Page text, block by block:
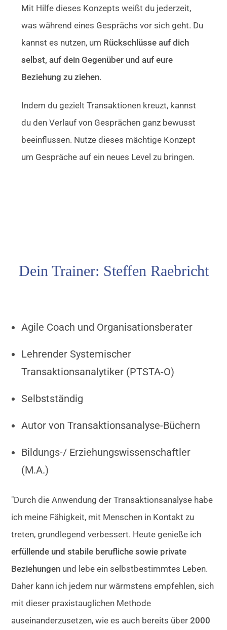
Mit Hilfe dieses Konzepts weißt du jederzeit,
was während eines Gesprächs vor sich geht. Du
kannst es nutzen, um Rückschlüsse auf dich
selbst, auf dein Gegenüber und auf eure
Beziehung zu ziehen.
Indem du gezielt Transaktionen kreuzt, kannst
du den Verlauf von Gesprächen ganz bewusst
beeinflussen. Nutze dieses mächtige Konzept
um Gespräche auf ein neues Level zu bringen.
Dein Trainer: Steffen Raebricht
Agile Coach und Organisationsberater
Lehrender Systemischer
Transaktionsanalytiker (PTSTA-O)
Selbstständig
Autor von Transaktionsanalyse-Büchern
Bildungs-/ Erziehungswissenschaftler
(M.A.)
"Durch die Anwendung der Transaktionsanalyse habe
ich meine Fähigkeit, mit Menschen in Kontakt zu
treten, grundlegend verbessert. Heute genieße ich
erfüllende und stabile berufliche sowie private
Beziehungen und lebe ein selbstbestimmtes Leben.
Daher kann ich jedem nur wärmstens empfehlen, sich
mit dieser praxistauglichen Methode
auseinanderzusetzen, wie es auch bereits über 2000